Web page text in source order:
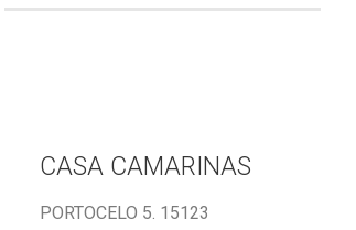
CASA CAMARINAS
PORTOCELO 5. 15123